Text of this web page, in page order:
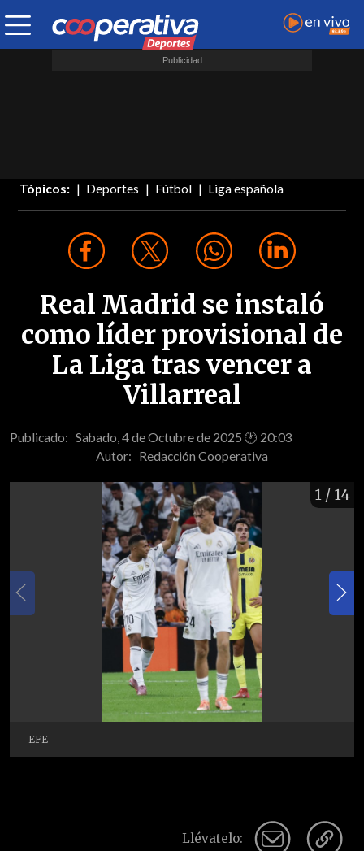
Tópicos: Deportes Fútbol Liga española
Real Madrid se instaló
como líder provisional de
La Liga tras vencer a
Villarreal
Publicado: Sabado, 4 de Octubre de 2025 🕐 20:03
Autor: Redacción Cooperativa
1 / 14
- EFE
Llévatelo: